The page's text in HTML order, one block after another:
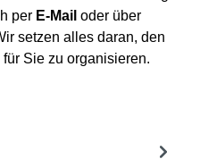
per E-Mail oder über
setzen alles daran, den
Sie zu organisieren.